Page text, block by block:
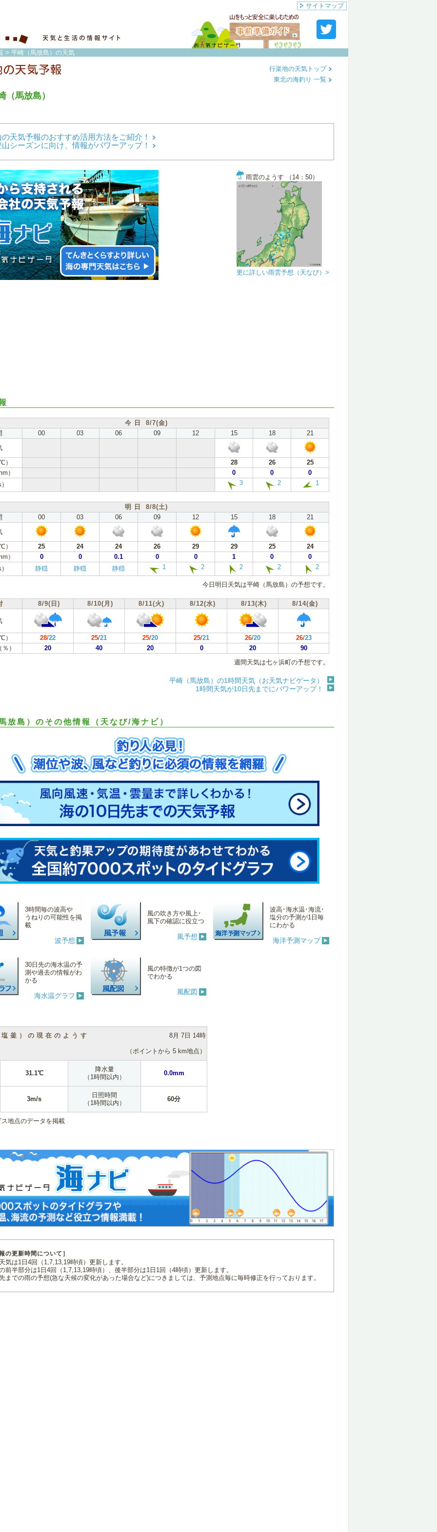
サイトマップ
> 平崎（馬放島）の天気
（馬放島）
行楽地の天気トップ
東北の海釣り 一覧
天気予報のおすすめ活用方法をご紹介！
シーズンに向け、情報がパワーアップ！
雨雲のようす （14：50）
更に詳しい雨雲予想（天なび）>
今 日 8/7(金)
00 03 06 09 12 15 18
21
28 26
25
）
0 0
0
3 2 1
明 日 8/8(土)
00 03 06 09 12 15 18
21
25 24 24 26 29 29 25
24
）
0 0 0.1 0 0 1 0
0
静穏 静穏 静穏 1 2 2 2 2
今日明日天気は平崎（馬放島）の予想です。
8/9(日) 8/10(月) 8/11(火) 8/12(水) 8/13(木) 8/14(金)
28/22 25/21 25/20 25/21 26/20 26/23
）
20 40 20 0 20
90
週間天気は七ヶ浜町の予想です。
平崎（馬放島）の1時間天気（お天気ナビゲータ）
1時間天気が10日先までにパワーアップ！
放島）のその他情報（天なび/海ナビ）
3時間毎の波高や
うねりの可能性を掲
載
波予想
風の吹き方や風上･
風下の確認に役立つ
風予想
波高･海水温･海流･
塩分の予測が1日毎
にわかる
海洋予測マップ
30日先の海水温の予
測や過去の情報がわ
かる
海水温グラフ
風の特徴が1つの図
でわかる
風配図
釜）の現在のようす 8月 7日 14時
（ポイントから 5 km地点）
31.1℃
降水量
（1時間以内）
0.0mm
3m/s
日照時間
（1時間以内）
60分
地点のデータを掲載
の更新時間について］
気は1日4回（1,7,13,19時頃）更新します。
前半部分は1日4回（1,7,13,19時頃）、後半部分は1日1回（4時頃）更新します。
までの雨の予想(急な天候の変化があった場合など)につきましては、予測地点毎に毎時修正を行っております。